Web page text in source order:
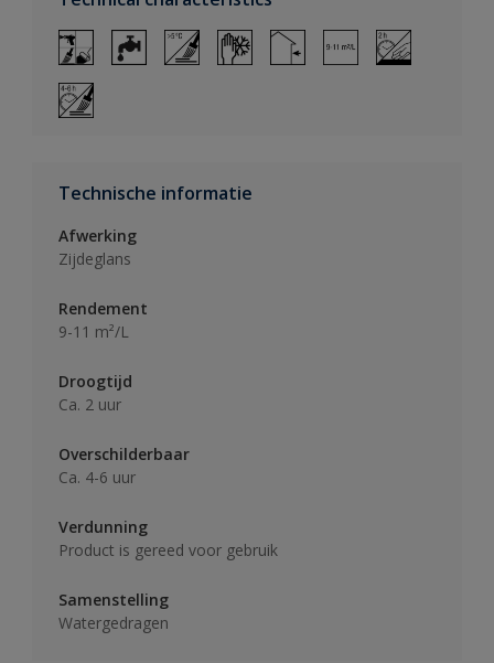
Technische informatie
Afwerking
Zijdeglans
Rendement
9-11 m²/L
Droogtijd
Ca. 2 uur
Overschilderbaar
Ca. 4-6 uur
Verdunning
Product is gereed voor gebruik
Samenstelling
Watergedragen